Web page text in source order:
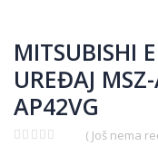
MITSUBISHI
UREĐAJ
AP42VG
( Još nema